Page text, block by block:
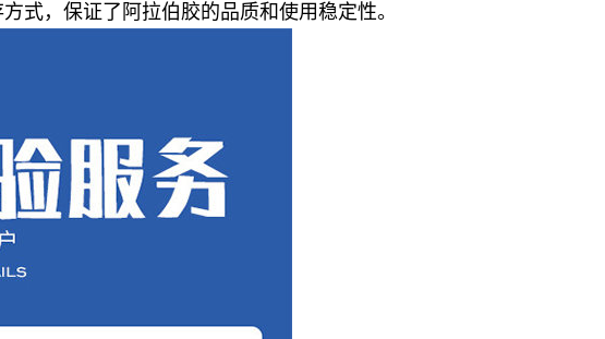
式，保证了阿拉伯胶的品质和使用稳定性。